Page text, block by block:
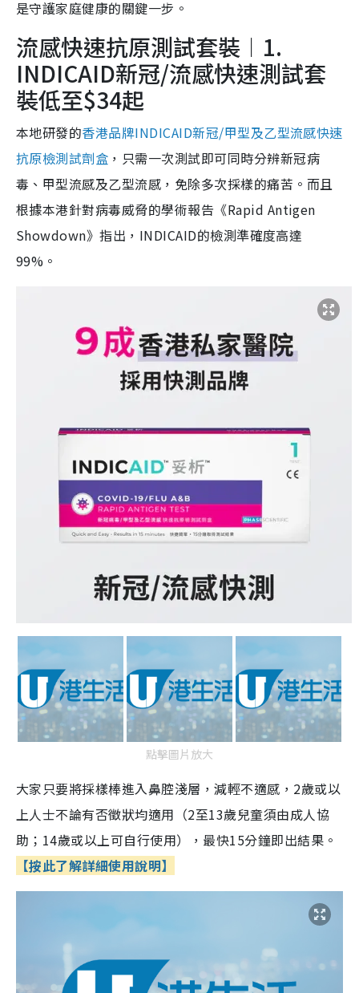
是守護家庭健康的關鍵一步。
流感快速抗原測試套裝︱1.
INDICAID新冠/流感快速測試套
裝低至$34起
本地研發的香港品牌INDICAID新冠/甲型及乙型流感快速
抗原檢測試劑盒 ，只需一次測試即可同時分辨新冠病
毒、甲型流感及乙型流感，免除多次採樣的痛苦。而且
根據本港針對病毒威脅的學術報告《Rapid Antigen
Showdown》指出，INDICAID的檢測準確度高達
99%。
點擊圖片放大
大家只要將採樣棒進入鼻腔淺層，減輕不適感，2歲或以
上人士不論有否徵狀均適用（2至13歲兒童須由成人協
助；14歲或以上可自行使用），最快15分鐘即出結果。
【按此了解詳細使用說明】